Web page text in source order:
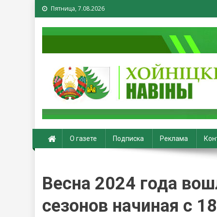
Пятница, 7.08.2026
Хойники. Хойнiцкiя
О газете Подписка Реклама
Весна 2024 года
сезонов начиная с